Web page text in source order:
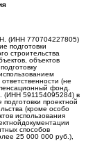
(ИНН 770704227805)
подготовки
строительства
объектов
(не
фонд.
(ИНН 591154095284) в
проектной
(кроме особо
использования
способов
25 000 000 руб.),